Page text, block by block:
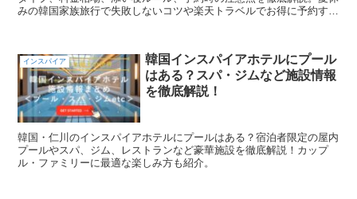
みの韓国家族旅行で失敗しないコツや楽天トラベルでお得に予約する
インスパイア
韓国インスパイアホテルにプール
はある？スパ・ジムなど施設情報
を徹底解説！
韓国・仁川のインスパイアホテルにプールはある？宿泊者限定の屋内
プールやスパ、ジム、レストランなど豪華施設を徹底解説！カップ
ル・ファミリーに最適な楽しみ方も紹介。